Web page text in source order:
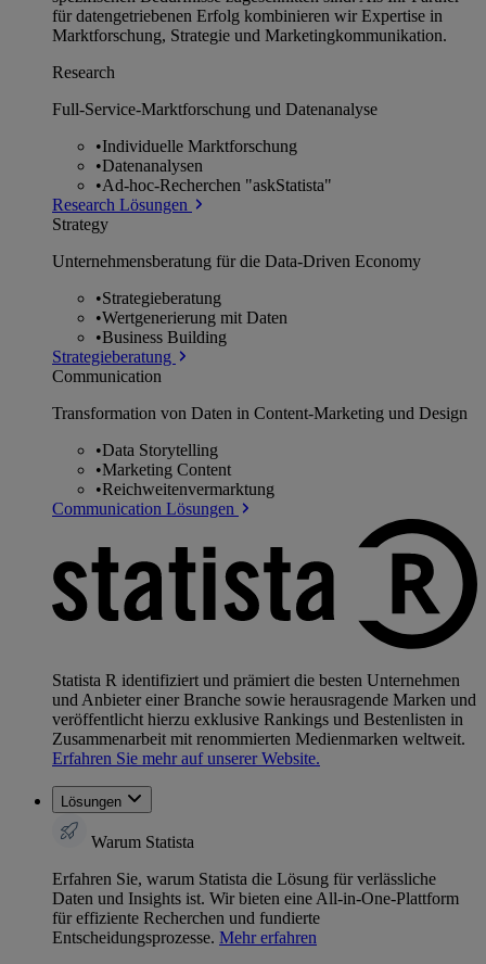
für datengetriebenen Erfolg kombinieren wir Expertise in
Marktforschung, Strategie und Marketingkommunikation.
Research
Full-Service-Marktforschung und Datenanalyse
•Individuelle Marktforschung
•Datenanalysen
•Ad-hoc-Recherchen "askStatista"
Research Lösungen
Strategy
Unternehmens­beratung für die Data-Driven Economy
•Strategieberatung
•Wertgenerierung mit Daten
•Business Building
Strategieberatung
Communication
Transformation von Daten in Content-Marketing und Design
•Data Storytelling
•Marketing Content
•Reichweitenvermarktung
Communication Lösungen
Statista R identifiziert und prämiert die besten Unternehmen
und Anbieter einer Branche sowie herausragende Marken und
veröffentlicht hierzu exklusive Rankings und Bestenlisten in
Zusammenarbeit mit renommierten Medienmarken weltweit.
Erfahren Sie mehr auf unserer Website.
Lösungen
Warum Statista
Erfahren Sie, warum Statista die Lösung für verlässliche
Daten und Insights ist. Wir bieten eine All-in-One-Plattform
für effiziente Recherchen und fundierte
Entscheidungsprozesse. Mehr erfahren